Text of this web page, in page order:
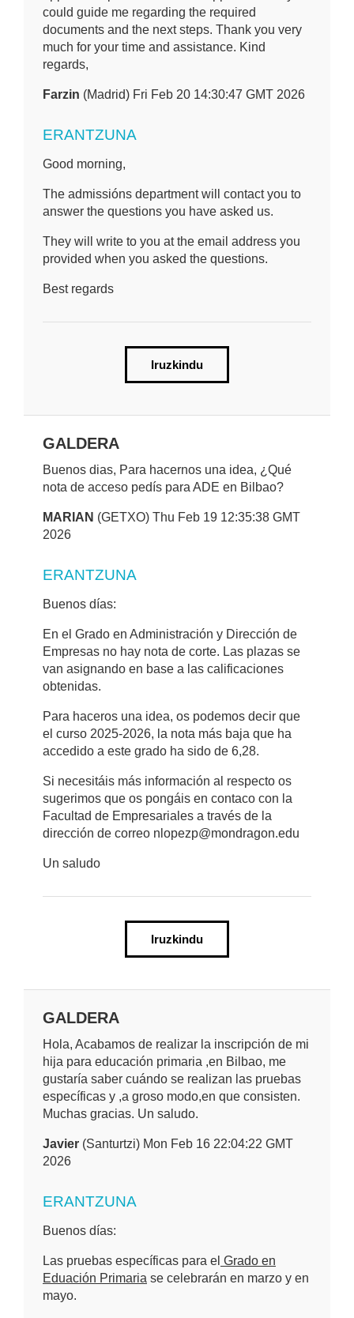
could guide me regarding the required
documents and the next steps. Thank you very
much for your time and assistance. Kind
regards,
Farzin (Madrid) Fri Feb 20 14:30:47 GMT 2026
ERANTZUNA
Good morning,
The admissións department will contact you to
answer the questions you have asked us.
They will write to you at the email address you
provided when you asked the questions.
Best regards
Iruzkindu
GALDERA
Buenos dias, Para hacernos una idea, ¿Qué
nota de acceso pedís para ADE en Bilbao?
MARIAN (GETXO) Thu Feb 19 12:35:38 GMT
2026
ERANTZUNA
Buenos días:
En el Grado en Administración y Dirección de
Empresas no hay nota de corte. Las plazas se
van asignando en base a las calificaciones
obtenidas.
Para haceros una idea, os podemos decir que
el curso 2025-2026, la nota más baja que ha
accedido a este grado ha sido de 6,28.
Si necesitáis más información al respecto os
sugerimos que os pongáis en contaco con la
Facultad de Empresariales a través de la
dirección de correo nlopezp@mondragon.edu
Un saludo
Iruzkindu
GALDERA
Hola, Acabamos de realizar la inscripción de mi
hija para educación primaria ,en Bilbao, me
gustaría saber cuándo se realizan las pruebas
específicas y ,a groso modo,en que consisten.
Muchas gracias. Un saludo.
Javier (Santurtzi) Mon Feb 16 22:04:22 GMT
2026
ERANTZUNA
Buenos días:
Las pruebas específicas para el Grado en
Eduación Primaria se celebrarán en marzo y en
mayo.